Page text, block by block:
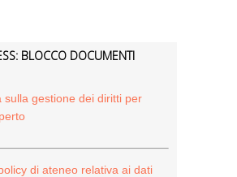
BLOCCO DOCUMENTI
sulla gestione dei diritti per
di ateneo relativa ai dati